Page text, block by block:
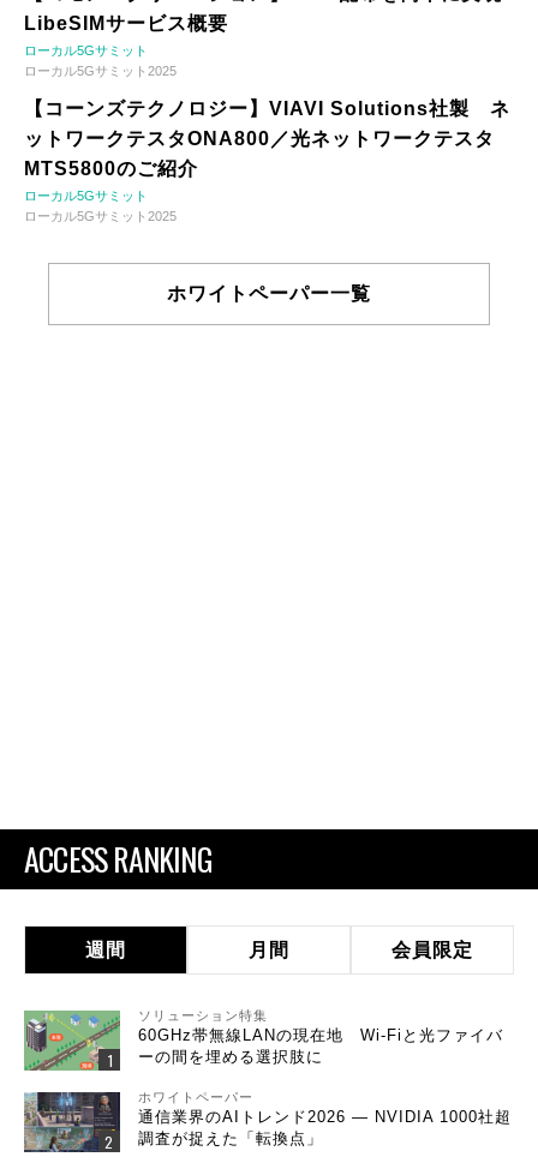
LibeSIMサービス概要
ローカル5Gサミット
ローカル5Gサミット2025
【コーンズテクノロジー】VIAVI Solutions社製 ネ
ットワークテスタONA800／光ネットワークテスタ
MTS5800のご紹介
ローカル5Gサミット
ローカル5Gサミット2025
ホワイトペーパー一覧
ACCESS RANKING
週間 月間 会員限定
ソリューション特集
60GHz帯無線LANの現在地 Wi-Fiと光ファイバ
ーの間を埋める選択肢に
ホワイトペーパー
通信業界のAIトレンド2026 ― NVIDIA 1000社超
調査が捉えた「転換点」